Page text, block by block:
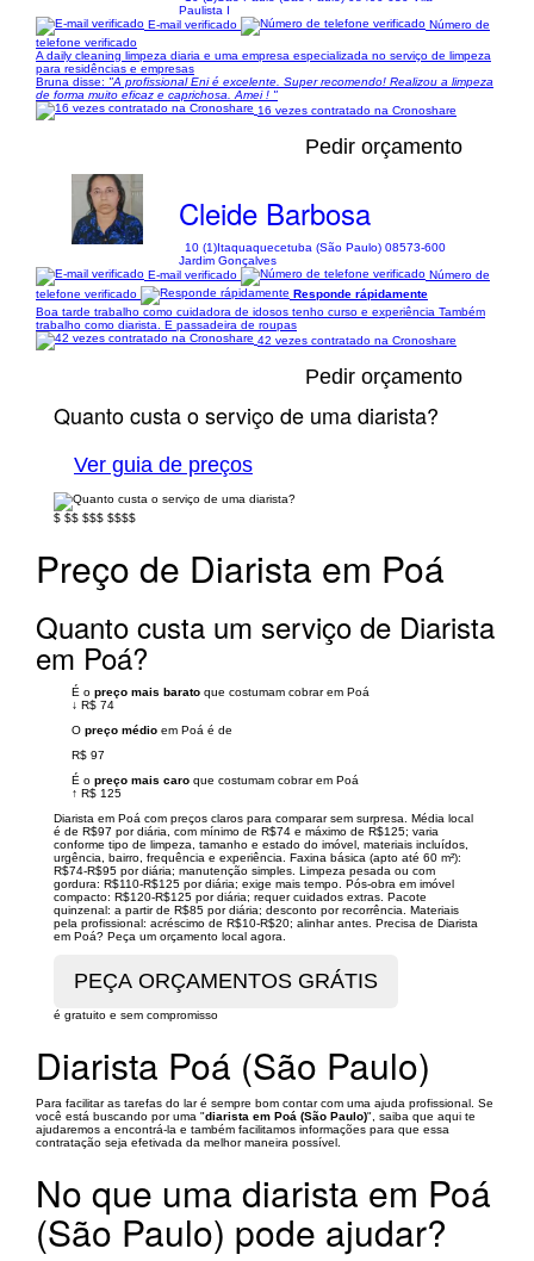
Paulista I
E-mail verificado
Número de
telefone verificado
A daily cleaning limpeza diaria e uma empresa especializada no serviço de limpeza
para residências e empresas
Bruna disse: "A profissional Eni é excelente. Super recomendo! Realizou a limpeza
de forma muito eficaz e caprichosa. Amei ! "
16 vezes contratado na Cronoshare
Pedir orçamento
Cleide Barbosa
10 (1)Itaquaquecetuba (São Paulo) 08573-600
Jardim Gonçalves
E-mail verificado
Número de
telefone verificado
Responde rápidamente
Boa tarde trabalho como cuidadora de idosos tenho curso e experiência Também
trabalho como diarista. E passadeira de roupas
42 vezes contratado na Cronoshare
Pedir orçamento
Quanto custa o serviço de uma diarista?
Ver guia de preços
$ $$ $$$ $$$$
Preço de Diarista em Poá
Quanto custa um serviço de Diarista
em Poá?
É o preço mais barato que costumam cobrar em Poá
↓ R$ 74
O preço médio em Poá é de
R$ 97
É o preço mais caro que costumam cobrar em Poá
↑ R$ 125
Diarista em Poá com preços claros para comparar sem surpresa. Média local
é de R$97 por diária, com mínimo de R$74 e máximo de R$125; varia
conforme tipo de limpeza, tamanho e estado do imóvel, materiais incluídos,
urgência, bairro, frequência e experiência. Faxina básica (apto até 60 m²):
R$74-R$95 por diária; manutenção simples. Limpeza pesada ou com
gordura: R$110-R$125 por diária; exige mais tempo. Pós-obra em imóvel
compacto: R$120-R$125 por diária; requer cuidados extras. Pacote
quinzenal: a partir de R$85 por diária; desconto por recorrência. Materiais
pela profissional: acréscimo de R$10-R$20; alinhar antes. Precisa de Diarista
em Poá? Peça um orçamento local agora.
é gratuito e sem compromisso
Diarista Poá (São Paulo)
Para facilitar as tarefas do lar é sempre bom contar com uma ajuda profissional. Se
você está buscando por uma "diarista em Poá (São Paulo)", saiba que aqui te
ajudaremos a encontrá-la e também facilitamos informações para que essa
contratação seja efetivada da melhor maneira possível.
No que uma diarista em Poá
(São Paulo) pode ajudar?